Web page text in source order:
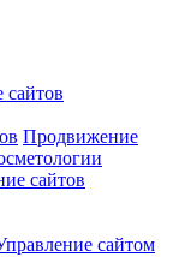
сайтов
Продвижение
сайтов
сайтом